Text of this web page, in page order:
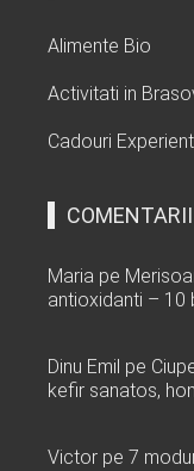
Alimente Bio
Activitati in
Cadouri
Maria pe
antioxidanti – 10
Dinu Emil pe
kefir sanatos,
Victor pe 7